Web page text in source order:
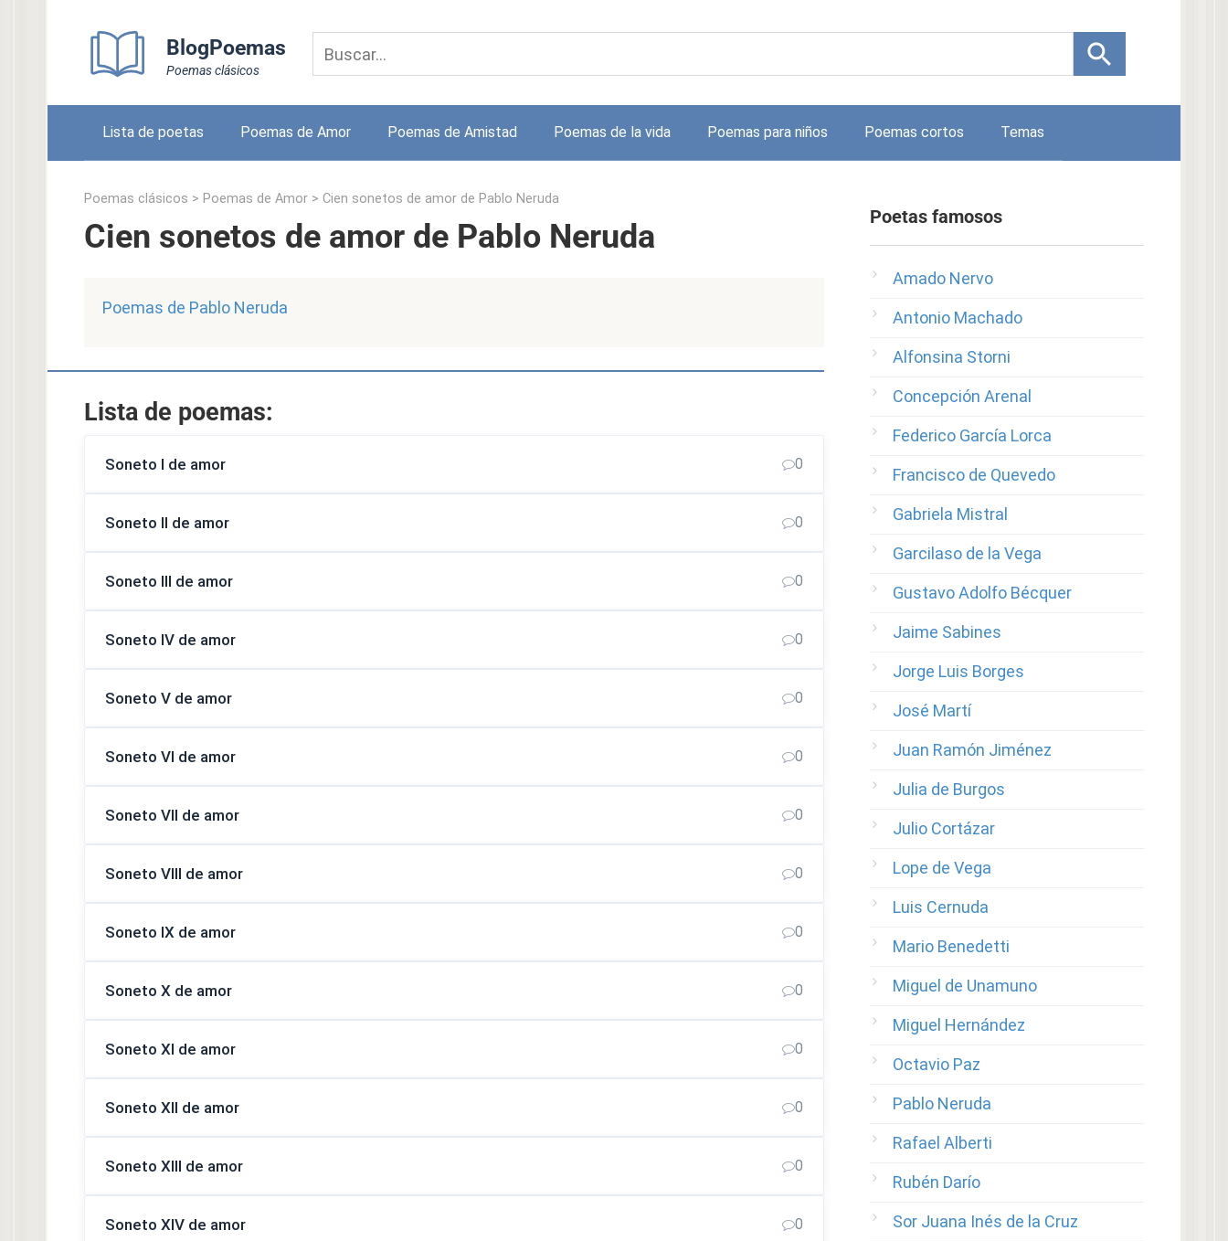
BlogPoemas
Poemas clásicos
Lista de poetas Poemas de Amor Poemas de Amistad Poemas de la vida Poemas para niños Poemas cortos Temas
Poemas clásicos > Poemas de Amor > Cien sonetos de amor de Pablo Neruda
Cien sonetos de amor de Pablo Neruda
Poemas de Pablo Neruda
Lista de poemas:
Soneto I de amor 0
Soneto II de amor 0
Soneto III de amor 0
Soneto IV de amor 0
Soneto V de amor 0
Soneto VI de amor 0
Soneto VII de amor 0
Soneto VIII de amor 0
Soneto IX de amor 0
Soneto X de amor 0
Soneto XI de amor 0
Soneto XII de amor 0
Soneto XIII de amor 0
Soneto XIV de amor 0
Poetas famosos
Amado Nervo
Antonio Machado
Alfonsina Storni
Concepción Arenal
Federico García Lorca
Francisco de Quevedo
Gabriela Mistral
Garcilaso de la Vega
Gustavo Adolfo Bécquer
Jaime Sabines
Jorge Luis Borges
José Martí
Juan Ramón Jiménez
Julia de Burgos
Julio Cortázar
Lope de Vega
Luis Cernuda
Mario Benedetti
Miguel de Unamuno
Miguel Hernández
Octavio Paz
Pablo Neruda
Rafael Alberti
Rubén Darío
Sor Juana Inés de la Cruz